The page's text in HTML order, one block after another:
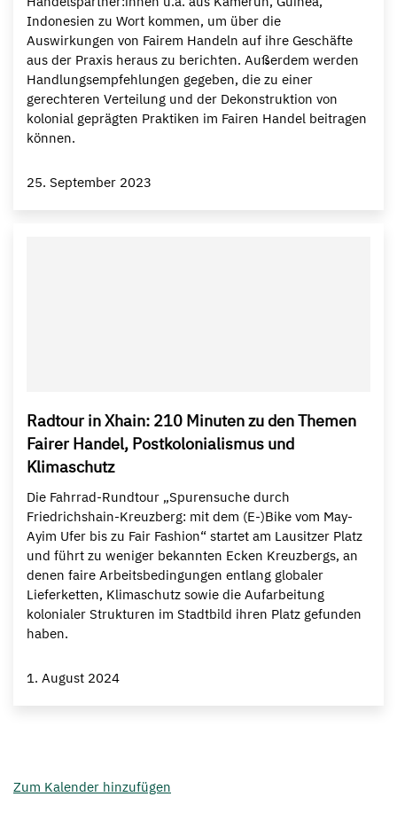
Indonesien zu Wort kommen, um über die
Auswirkungen von Fairem Handeln auf ihre Geschäfte
aus der Praxis heraus zu berichten. Außerdem werden
Handlungsempfehlungen gegeben, die zu einer
gerechteren Verteilung und der Dekonstruktion von
kolonial geprägten Praktiken im Fairen Handel beitragen
können.
25. September 2023
Radtour in Xhain: 210 Minuten zu den Themen
Fairer Handel, Postkolonialismus und
Klimaschutz
Die Fahrrad-Rundtour „Spurensuche durch
Friedrichshain-Kreuzberg: mit dem (E-)Bike vom May-
Ayim Ufer bis zu Fair Fashion“ startet am Lausitzer Platz
und führt zu weniger bekannten Ecken Kreuzbergs, an
denen faire Arbeitsbedingungen entlang globaler
Lieferketten, Klimaschutz sowie die Aufarbeitung
kolonialer Strukturen im Stadtbild ihren Platz gefunden
haben.
1. August 2024
Zum Kalender hinzufügen